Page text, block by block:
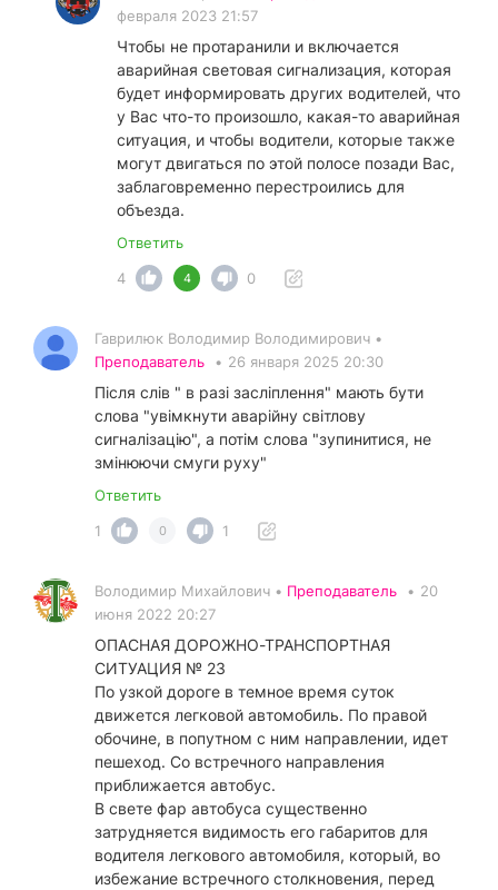
февраля 2023 21:57
Чтобы не протаранили и включается
аварийная световая сигнализация, которая
будет информировать других водителей, что
у Вас что-то произошло, какая-то аварийная
ситуация, и чтобы водители, которые также
могут двигаться по этой полосе позади Вас,
заблаговременно перестроились для
объезда.
Ответить
4
4 0
Гаврилюк Володимир Володимирович •
Преподаватель
• 26 января 2025 20:30
Після слів " в разі засліплення" мають бути
слова "увімкнути аварійну світлову
сигналізацію", а потім слова "зупинитися, не
змінюючи смуги руху"
Ответить
1
0 1
Володимир Михайлович • Преподаватель • 20
июня 2022 20:27
ОПАСНАЯ ДОРОЖНО-ТРАНСПОРТНАЯ
СИТУАЦИЯ № 23
По узкой дороге в темное время суток
движется легковой автомобиль. По правой
обочине, в попутном с ним направлении, идет
пешеход. Со встречного направления
приближается автобус.
В свете фар автобуса существенно
затрудняется видимость его габаритов для
водителя легкового автомобиля, который, во
избежание встречного столкновения, перед